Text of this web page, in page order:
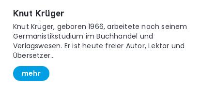
Knut Krüger
Knut Krüger, geboren 1966, arbeitete nach seinem
Germanistikstudium im Buchhandel und
Verlagswesen. Er ist heute freier Autor, Lektor und
Übersetzer...
mehr